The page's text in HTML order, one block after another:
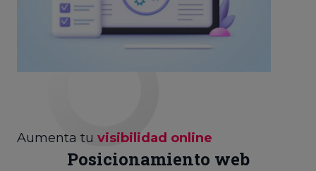
Aumenta tu visibilidad online
Posicionamiento web